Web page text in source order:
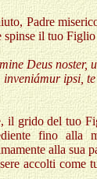
Padre
spinse il tuo
Deus
ipsi,
il grido del tuo
fino alla
alla sua
accolti come